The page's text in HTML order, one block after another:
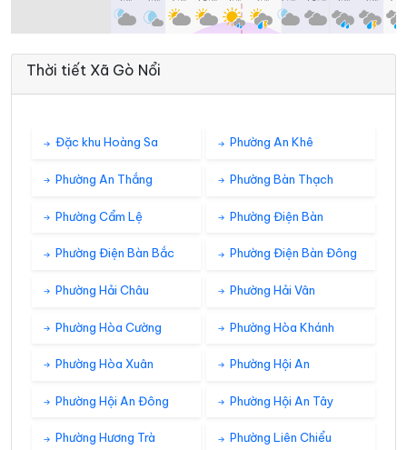
Thời tiết Xã Gò Nổi
Đặc khu Hoàng Sa Phường An Khê
Phường An Thắng Phường Bàn Thạch
Phường Cẩm Lệ Phường Điện Bàn
Phường Điện Bàn Bắc Phường Điện Bàn Đông
Phường Hải Châu Phường Hải Vân
Phường Hòa Cường Phường Hòa Khánh
Phường Hòa Xuân Phường Hội An
Phường Hội An Đông Phường Hội An Tây
Phường Hương Trà Phường Liên Chiểu